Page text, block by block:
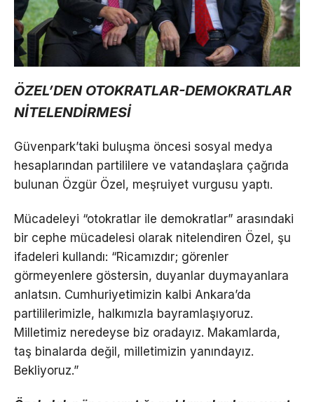
ÖZEL’DEN OTOKRATLAR-DEMOKRATLAR
NİTELENDİRMESİ
Güvenpark’taki buluşma öncesi sosyal medya
hesaplarından partililere ve vatandaşlara çağrıda
bulunan Özgür Özel, meşruiyet vurgusu yaptı.
Mücadeleyi “otokratlar ile demokratlar” arasındaki
bir cephe mücadelesi olarak nitelendiren Özel, şu
ifadeleri kullandı: “Ricamızdır; görenler
görmeyenlere göstersin, duyanlar duymayanlara
anlatsın. Cumhuriyetimizin kalbi Ankara’da
partililerimizle, halkımızla bayramlaşıyoruz.
Milletimiz neredeyse biz oradayız. Makamlarda,
taş binalarda değil, milletimizin yanındayız.
Bekliyoruz.”